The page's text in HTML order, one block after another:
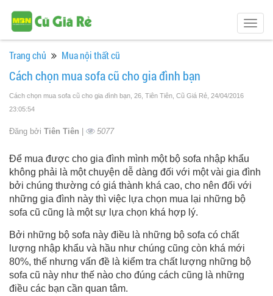
Trang chủ Mua nội thất cũ
Cách chọn mua sofa cũ cho gia đình bạn
Cách chọn mua sofa cũ cho gia đình bạn, 26, Tiên Tiên, Cũ Giá Rẻ , 24/04/2016
23:05:54
Đăng bởi Tiên Tiên | 5077
Để mua được cho gia đình mình một bộ sofa nhập khẩu
không phải là một chuyện dễ dàng đối với một vài gia đình
bởi chúng thường có giá thành khá cao, cho nên đối với
những gia đình này thì việc lựa chọn mua lại những bộ
sofa cũ cũng là một sự lựa chọn khá hợp lý.
Bởi những bộ sofa này điều là những bộ sofa có chất
lượng nhập khẩu và hầu như chúng cũng còn khá mới
80%, thế nhưng vấn đề là kiểm tra chất lượng những bộ
sofa cũ này như thế nào cho đúng cách cũng là những
điều các bạn cần quan tâm.